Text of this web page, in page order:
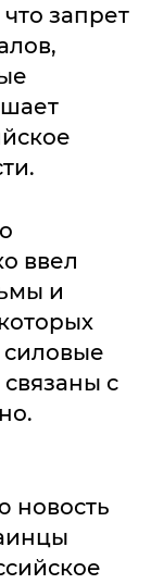
запрет
ввел
и
с
новость